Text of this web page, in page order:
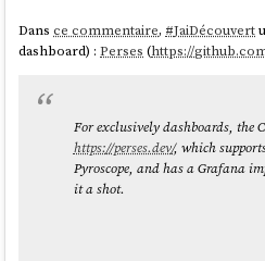
`helmfile destroy`
user confirmation** in the
- If you must run
use `--selector
one release.
- When in doubt about a
Dansce commentaire, #JaiDécouvert
dashboard) :Perses (https://
For exclusively dashboards, the
https://perses.dev/, which
Pyroscope, and has a Grafana
it a shot.